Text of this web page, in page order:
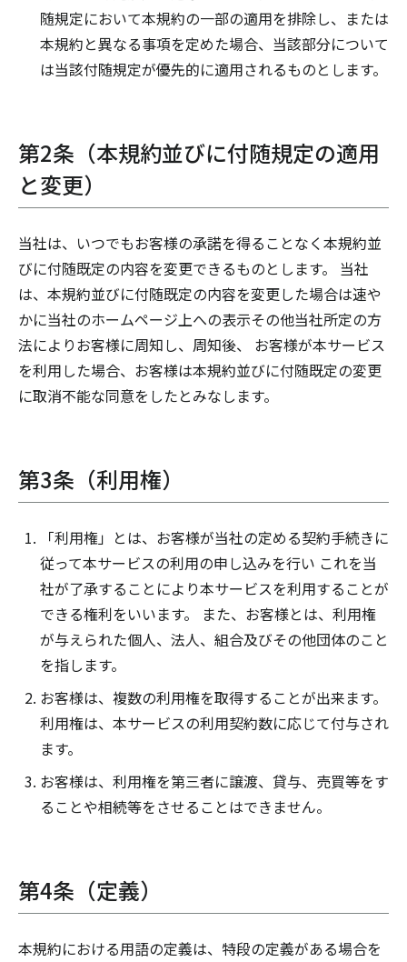
随規定において本規約の一部の適用を排除し、または
本規約と異なる事項を定めた場合、当該部分について
は当該付随規定が優先的に適用されるものとします。
第2条（本規約並びに付随規定の適用
と変更）
当社は、いつでもお客様の承諾を得ることなく本規約並
びに付随既定の内容を変更できるものとします。 当社
は、本規約並びに付随既定の内容を変更した場合は速や
かに当社のホームページ上への表示その他当社所定の方
法によりお客様に周知し、周知後、 お客様が本サービス
を利用した場合、お客様は本規約並びに付随既定の変更
に取消不能な同意をしたとみなします。
第3条（利用権）
「利用権」とは、お客様が当社の定める契約手続きに
従って本サービスの利用の申し込みを行い これを当
社が了承することにより本サービスを利用することが
できる権利をいいます。 また、お客様とは、利用権
が与えられた個人、法人、組合及びその他団体のこと
を指します。
お客様は、複数の利用権を取得することが出来ます。
利用権は、本サービスの利用契約数に応じて付与され
ます。
お客様は、利用権を第三者に譲渡、貸与、売買等をす
ることや相続等をさせることはできません。
第4条（定義）
本規約における用語の定義は、特段の定義がある場合を